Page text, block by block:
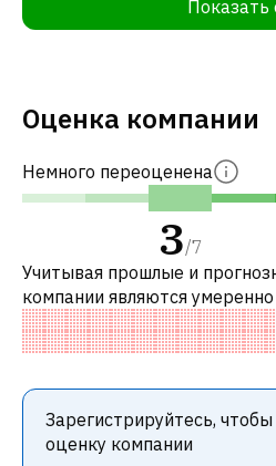
Оценка компании
Немного переоценена
3/7
Учитывая прошлые и
компании являются
сравнению с аналогичными
частности, акция
Зарегистрируйтесь,
оценку компании